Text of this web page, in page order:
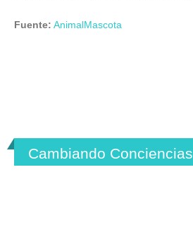
Fuente: AnimalMascota
Cambiando Conciencias